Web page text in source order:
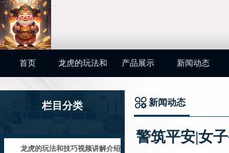
首页 龙虎的玩法和
技巧视频讲解
产品展示 新闻动态
栏目分类
龙虎的玩法和技巧视频讲解介绍
新闻动态
你的位置： 龙虎
警筑平安|女